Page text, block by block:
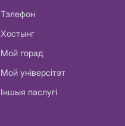
Тэлефон
Хостынг
Мой горад
Мой універсітэт
Іншыя паслугі